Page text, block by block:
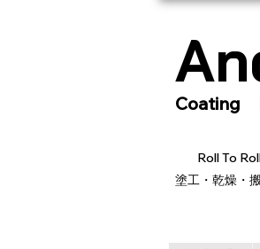
Coating
Roll To
塗工・乾燥・